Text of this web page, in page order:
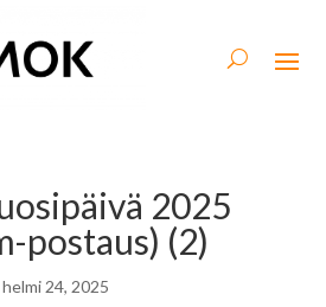
2025
postaus) (2)
helmi 24, 2025